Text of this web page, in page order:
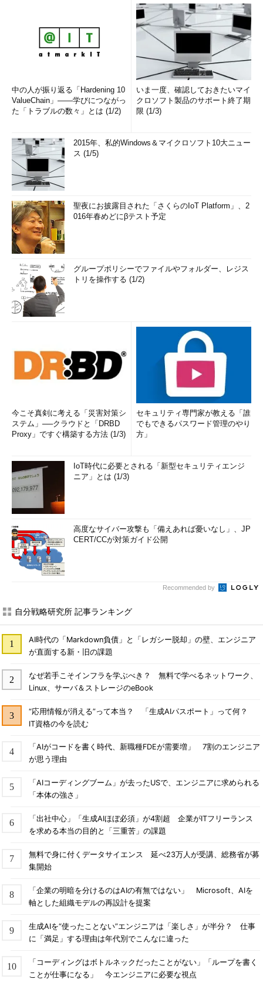
中の人が振り返る「Hardening 10
ValueChain」――学びにつながっ
た「トラブルの数々」とは (1/2)
いま一度、確認しておきたいマイ
クロソフト製品のサポート終了期
限 (1/3)
2015年、私的Windows＆マイクロソフト10大ニュー
ス (1/5)
聖夜にお披露目された「さくらのIoT Platform」、2
016年春めどにβテスト予定
グループポリシーでファイルやフォルダー、レジス
トリを操作する (1/2)
今こそ真剣に考える「災害対策シ
ステム」──クラウドと「DRBD
Proxy」ですぐ構築する方法 (1/3)
セキュリティ専門家が教える「誰
でもできるパスワード管理のやり
方」
IoT時代に必要とされる「新型セキュリティエンジ
ニア」とは (1/3)
高度なサイバー攻撃も「備えあれば憂いなし」、JP
CERT/CCが対策ガイド公開
Recommended by
自分戦略研究所 記事ランキング
AI時代の「Markdown負債」と「レガシー脱却」の壁、エンジニア
が直面する新・旧の課題
なぜ若手こそインフラを学ぶべき？ 無料で学べるネットワーク、
Linux、サーバ＆ストレージのeBook
“応用情報が消える”って本当？ 「生成AIパスポート」って何？
IT資格の今を読む
「AIがコードを書く時代、新職種FDEが需要増」 7割のエンジニア
が思う理由
「AIコーディングブーム」が去ったUSで、エンジニアに求められる
「本体の強さ」
「出社中心」「生成AIほぼ必須」が4割超 企業がITフリーランス
を求める本当の目的と「三重苦」の課題
無料で身に付くデータサイエンス 延べ23万人が受講、総務省が募
集開始
「企業の明暗を分けるのはAIの有無ではない」 Microsoft、AIを
軸とした組織モデルの再設計を提案
生成AIを“使ったことない”エンジニアは「楽しさ」が半分？ 仕事
に「満足」する理由は年代別でこんなに違った
「コーディングはボトルネックだったことがない」「ループを書く
ことが仕事になる」 今エンジニアに必要な視点